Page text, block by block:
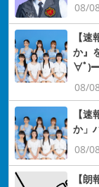
08/
【
か』
∀ﾟ
08/
【
か」
08/
【